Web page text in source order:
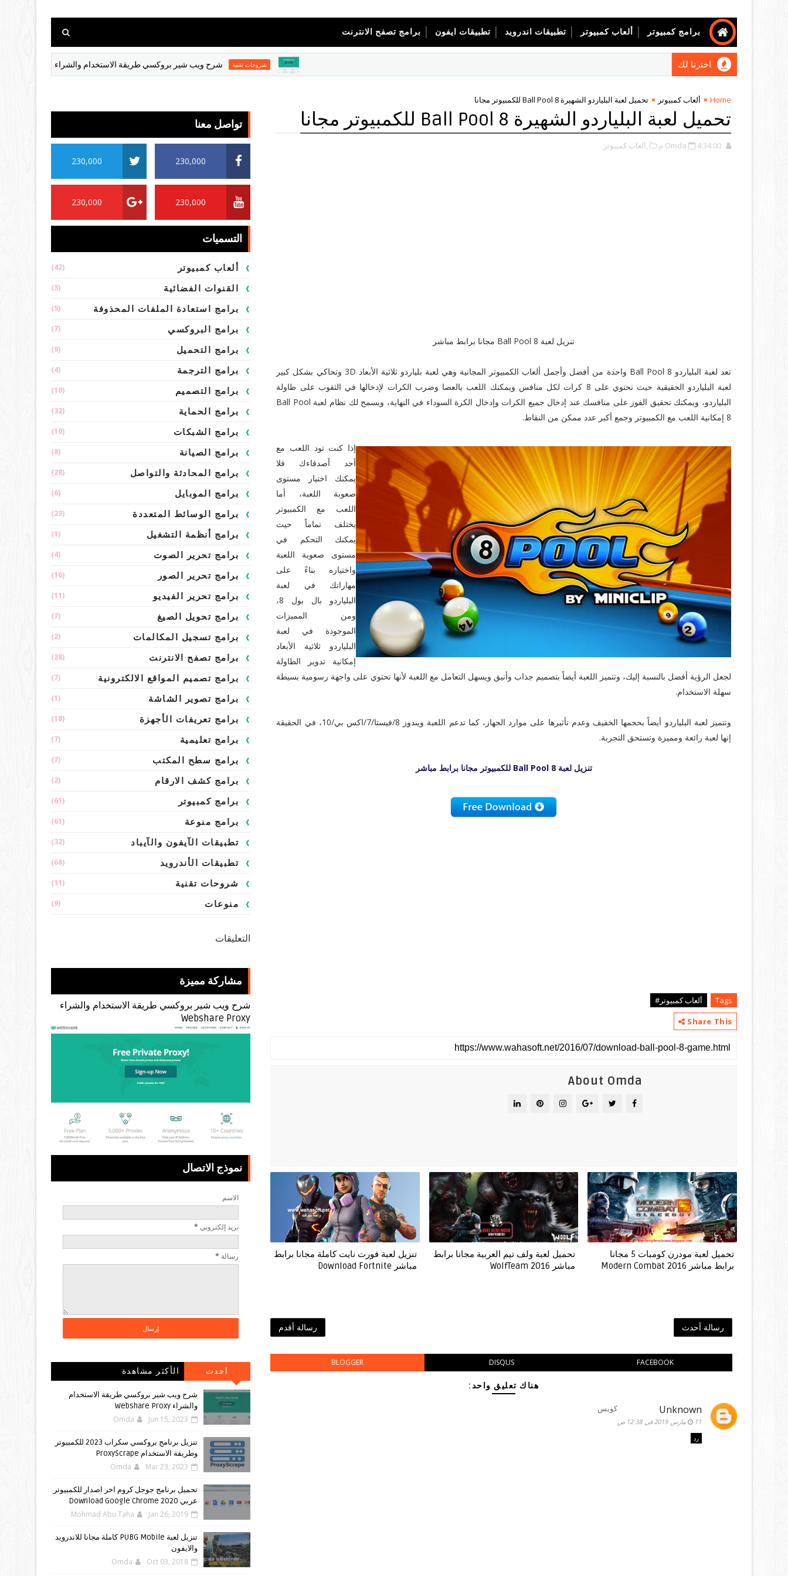
برامج كمبيوتر ألعاب كمبيوتر تطبيقات اندرويد تطبيقات ايفون برامج تصفح الانترنت
اخترنا لك شروحات تقنية شرح ويب شير بروكسي طريقة الاستخدام والشراء Webshare Proxy
Home ألعاب كمبيوتر تحميل لعبة البلياردو الشهيرة Ball Pool 8 للكمبيوتر مجانا
تحميل لعبة البلياردو الشهيرة Ball Pool 8 للكمبيوتر مجانا
Omda 4:34:00 م ,ألعاب كمبيوتر
تنزيل لعبة Ball Pool 8 مجانا برابط مباشر
تعد لعبة البلياردو Ball Pool 8 واحدة من أفضل وأجمل ألعاب الكمبيوتر المجانية وهي لعبة بلياردو ثلاثية الأبعاد 3D وتحاكي بشكل كبير
لعبة البلياردو الحقيقية حيث تحتوي على 8 كرات لكل منافس ويمكنك اللعب بالعصا وضرب الكرات لإدخالها في الثقوب على طاولة
البلياردو، ويمكنك تحقيق الفوز على منافسك عند إدخال جميع الكرات وإدخال الكرة السوداء في النهاية، ويسمح لك نظام لعبة Ball Pool
8 إمكانية اللعب مع الكمبيوتر وجمع أكبر عدد ممكن من النقاط.
إذا كنت تود اللعب مع
أحد أصدقاءك فلا
يمكنك اختيار مستوى
صعوبة اللعبة، أما
اللعب مع الكمبيوتر
يختلف تماماً حيث
يمكنك التحكم في
مستوى صعوبة اللعبة
واختياره بناءً على
مهاراتك في لعبة
البلياردو بال بول 8،
ومن المميزات
الموجودة في لعبة
البلياردو ثلاثية الأبعاد
إمكانية تدوير الطاولة
لجعل الرؤية أفضل بالنسبة إليك، وتتميز اللعبة أيضاً بتصميم جذاب وأنيق ويسهل التعامل مع اللعبة لأنها تحتوي على واجهة رسومية بسيطة
سهلة الاستخدام.
وتتميز لعبة البلياردو أيضاً بحجمها الخفيف وعدم تأثيرها على موارد الجهاز، كما تدعم اللعبة ويندوز 8/فيستا/7/اكس بي/10، في الحقيقة
إنها لعبة رائعة ومميزة وتستحق التجربة.
تنزيل لعبة Ball Pool 8 للكمبيوتر مجانا برابط مباشر
Tags
ألعاب كمبيوتر#
Share This
About Omda
تنزيل لعبة فورت نايت كاملة مجانا برابط
مباشر Download Fortnite
تحميل لعبة ولف تيم العربية مجانا برابط
مباشر WolfTeam 2016
تحميل لعبة مودرن كومبات 5 مجانا
برابط مباشر Modern Combat 2016
رسالة أحدث رسالة أقدم
BLOGGER DISQUS FACEBOOK
هناك تعليق واحد:
Unknown
11 مارس 2019 في 12:38 ص
كويس
رد
تواصل معنا
230,000
230,000
230,000
230,000
التسميات
ألعاب كمبيوتر (42)
القنوات الفضائية (3)
برامج استعادة الملفات المحذوفة (5)
برامج البروكسي (7)
برامج التحميل (9)
برامج الترجمة (4)
برامج التصميم (10)
برامج الحماية (32)
برامج الشبكات (10)
برامج الصيانة (8)
برامج المحادثة والتواصل (28)
برامج الموبايل (6)
برامج الوسائط المتعددة (23)
برامج أنظمة التشغيل (1)
برامج تحرير الصوت (4)
برامج تحرير الصور (16)
برامج تحرير الفيديو (11)
برامج تحويل الصيغ (7)
برامج تسجيل المكالمات (2)
برامج تصفح الانترنت (28)
برامج تصميم المواقع الالكترونية (7)
برامج تصوير الشاشة (1)
برامج تعريفات الأجهزة (18)
برامج تعليمية (7)
برامج سطح المكتب (7)
برامج كشف الارقام (2)
برامج كمبيوتر (61)
برامج منوعة (61)
تطبيقات الآيفون والآيباد (32)
تطبيقات الأندرويد (68)
شروحات تقنية (11)
منوعات (9)
التعليقات
مشاركة مميزة
شرح ويب شير بروكسي طريقة الاستخدام والشراء
Webshare Proxy
نموذج الاتصال
الاسم
بريد إلكتروني *
رسالة *
احدث
المشاركات
الأكثر مشاهدة
شرح ويب شير بروكسي طريقة الاستخدام
والشراء Webshare Proxy
Omda Jun 15, 2023
تنزيل برنامج بروكسي سكراب 2023 للكمبيوتر
وطريقة الاستخدام ProxyScrape
Omda Mar 23, 2023
تحميل برنامج جوجل كروم اخر اصدار للكمبيوتر
عربي Download Google Chrome 2020
Mohmad Abu Taha Jan 26, 2019
تنزيل لعبة PUBG Mobile كاملة مجانا للاندرويد
والايفون
Omda Oct 03, 2018